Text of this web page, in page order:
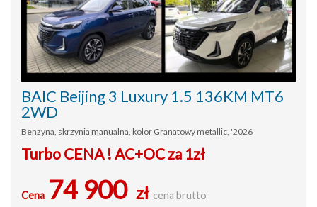
BAIC Beijing 3 Luxury 1.5 136KM MT6
2WD
Benzyna, skrzynia manualna, kolor Granatowy metallic, '2026
Turbo CENA ! AC+OC za 1zł
Cena 74 900 zł cena brutto